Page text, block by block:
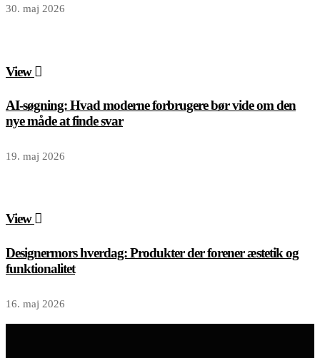
30. maj 2026
View
AI-søgning: Hvad moderne forbrugere bør vide om den
nye måde at finde svar
19. maj 2026
View
Designermors hverdag: Produkter der forener æstetik og
funktionalitet
16. maj 2026